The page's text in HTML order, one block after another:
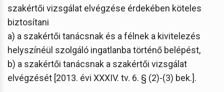
szakértői vizsgálat elvégzése érdekében köteles
biztosítani
a) a szakértői tanácsnak és a félnek a kivitelezés
helyszínéül szolgáló ingatlanba történő belépést,
b) a szakértői tanácsnak a szakértői vizsgálat
elvégzését [2013. évi XXXIV. tv. 6. § (2)-(3) bek.].